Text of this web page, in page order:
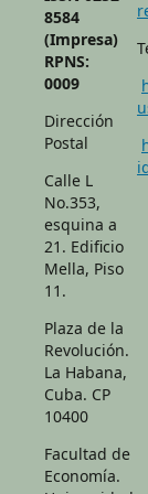
8584
(Impresa)
RPNS:
0009
Dirección
Postal
Calle L
No.353,
esquina a
21. Edificio
Mella, Piso
11.
Plaza de la
Revolución.
La Habana,
Cuba. CP
10400
Facultad de
Economía.